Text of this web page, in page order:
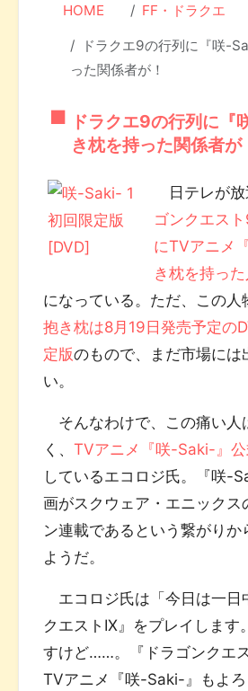
HOME FF・ドラクエ
ドラクエ9の行列に『咲-
った関係者が！
ドラクエ9の行列に
き枕を持った関係者が
日テレが放
ゴンクエス
にTVアニメ
き枕を持っ
になっている。ただ、この人
抱き枕は8月19日発売予定の
定版のもので、まだ市場には
い。
そんなわけで、この痛い人
く、TVアニメ『咲-Saki-』
しているエコロジ氏。『咲-
画がスクウェア・エニックス
ン連載であるという繋がりか
ようだ。
エコロジ氏は「今日は一日
クエストIX』をプレイします
すけど……。『ドラゴンクエス
TVアニメ『咲-Saki-』もよろ